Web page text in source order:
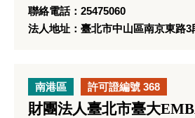
聯絡電話：25475060
法人地址：臺北市中山區南京東路3
南港區 許可證編號 368
財團法人臺北市臺大